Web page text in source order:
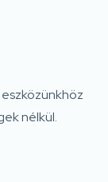
nélkül.